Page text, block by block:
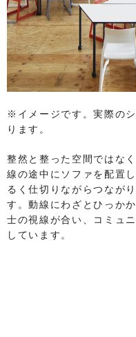
※イメージです。実際の
ります。
整然と整った空間ではな
線の途中にソファを配置
るく仕切りながらつなが
す。動線にわざとひっか
士の視線が合い、コミュ
しています。